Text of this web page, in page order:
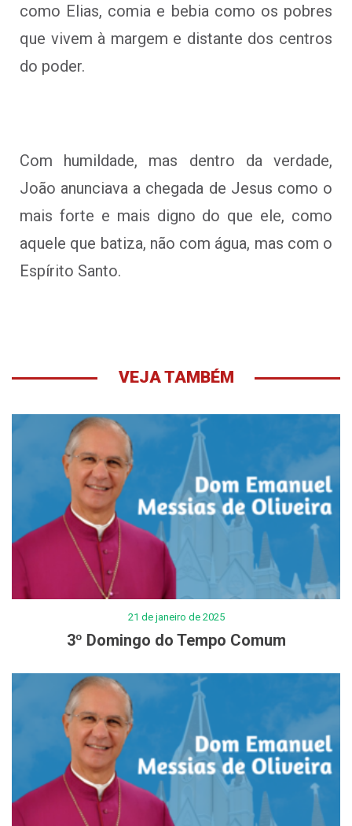
como Elias, comia e bebia como os pobres
que vivem à margem e distante dos centros
do poder.
Com humildade, mas dentro da verdade,
João anunciava a chegada de Jesus como o
mais forte e mais digno do que ele, como
aquele que batiza, não com água, mas com o
Espírito Santo.
VEJA TAMBÉM
21 de janeiro de 2025
3º Domingo do Tempo Comum